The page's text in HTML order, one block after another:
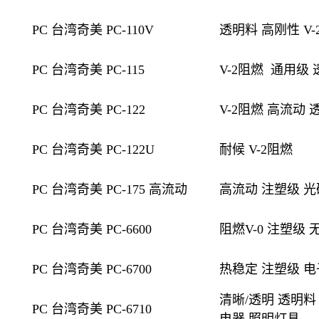
PC 台湾奇美 PC-110V 透明料 高刚性
PC 台湾奇美 PC-115 V-2阻燃 通用级
PC 台湾奇美 PC-122 V-2阻燃 高流动
PC 台湾奇美 PC-122U 耐候 V-2阻燃
PC 台湾奇美 PC-175 高流动 高流动 注塑级
PC 台湾奇美 PC-6600 阻燃V-0 注塑级
PC 台湾奇美 PC-6700 热稳定 注塑级
PC 台湾奇美 PC-6710
清晰/透明 透明